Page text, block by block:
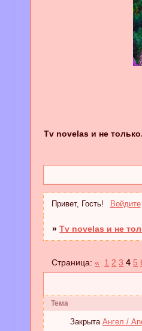
Tv novelas и не
Привет, Гость! Войдите
»Tv novelas и не
Страница:« 1 2 3 4 5
Тема
Закрыта Ангел /